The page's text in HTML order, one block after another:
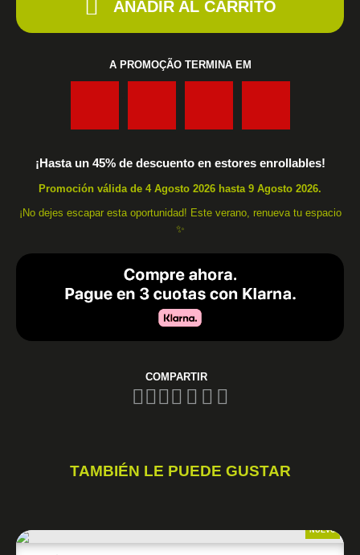
AÑADIR AL CARRITO
A PROMOÇÃO TERMINA EM
¡Hasta un 45% de descuento en estores enrollables!
Promoción válida de 4 Agosto 2026 hasta 9 Agosto 2026.
¡No dejes escapar esta oportunidad! Este verano, renueva tu espacio
✨
COMPARTIR
TAMBIÉN LE PUEDE GUSTAR
NUEVO